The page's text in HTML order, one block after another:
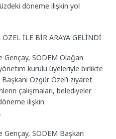
döneme ilişkin yol
İLE BİR ARAYA GELİNDİ
Gençay, SODEM Olağan
kurulu üyeleriyle birlikte
Özgür Özel’i ziyaret
çalışmaları, belediyeler
ilişkin
Gençay, SODEM Başkan